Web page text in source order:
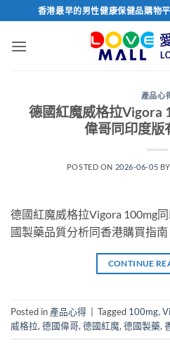
to
content
香港最早的男性健康保健品購物
產品心
德國紅魔威格拉Vigora
偉哥同印度版
POSTED ON 2026-06-05 BY
德國紅魔威格拉Vigora 100mg
國製藥品質分析同香港購買指南
CONTINUE
Posted in 產品心得 Tagged 100mg,
威格拉, 德國偉哥, 德國紅魔, 德國製藥,